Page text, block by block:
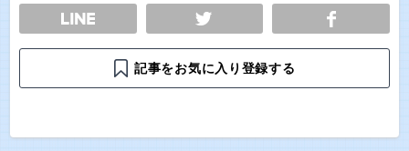
TWEET
記事をお気に入り登録する